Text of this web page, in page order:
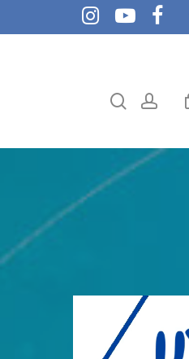
facebook
youtube
instagram
searchaccount